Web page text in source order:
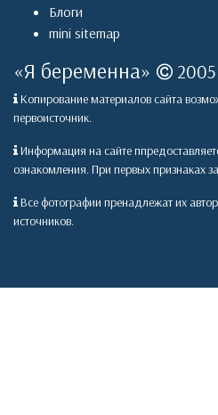
Блоги
mini sitemap
«Я беременна» 2005
Копирование материалов сайта
первоисточник.
Информация на сайте
ознакомления. При первых признаках
Все фотографии пренадлежат их
источников.